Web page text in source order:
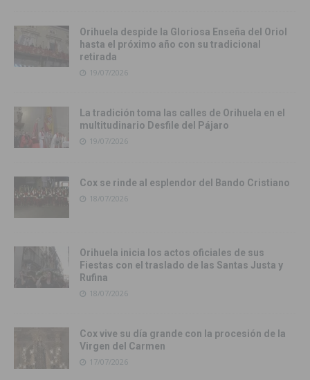
Orihuela despide la Gloriosa Enseña del Oriol
hasta el próximo año con su tradicional
retirada
19/07/2026
La tradición toma las calles de Orihuela en el
multitudinario Desfile del Pájaro
19/07/2026
Cox se rinde al esplendor del Bando Cristiano
18/07/2026
Orihuela inicia los actos oficiales de sus
Fiestas con el traslado de las Santas Justa y
Rufina
18/07/2026
Cox vive su día grande con la procesión de la
Virgen del Carmen
17/07/2026